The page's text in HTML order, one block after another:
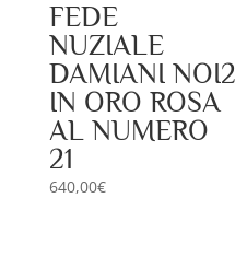
FEDE
NUZIALE
DAMIANI NOI2
IN ORO ROSA
AL NUMERO
21
640,00€